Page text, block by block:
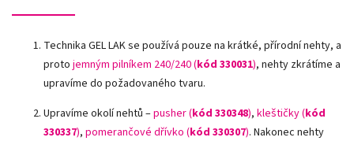
Technika GEL LAK se používá pouze na krátké, přírodní nehty, a
proto jemným pilníkem 240/240 (kód 330031), nehty zkrátíme a
upravíme do požadovaného tvaru.
Upravíme okolí nehtů –pusher (kód 330348), kleštičky (kód
330337), pomerančové dřívko (kód 330307). Nakonec nehty